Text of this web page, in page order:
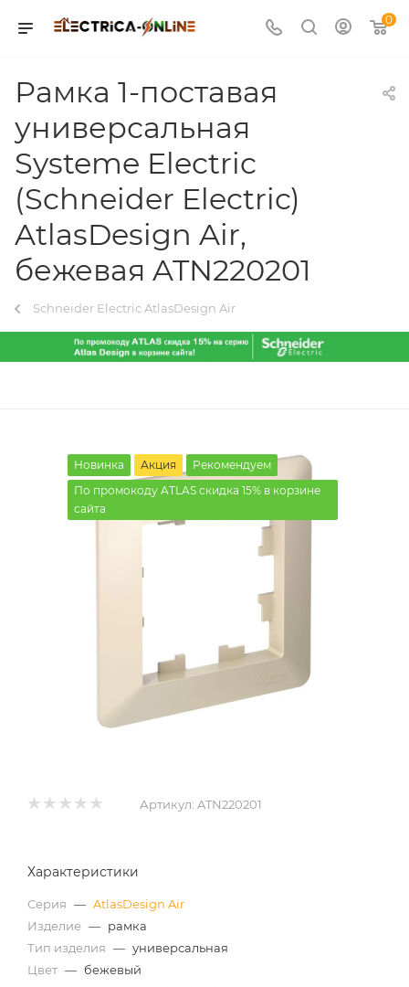
0
Рамка 1-поставая
универсальная
Systeme Electric
(Schneider Electric)
AtlasDesign Air,
бежевая ATN220201
Schneider Electric AtlasDesign Air
Новинка Акция
Рекомендуем
По промокоду ATLAS скидка 15% в корзине
сайта
Артикул: ATN220201
Характеристики
Серия — AtlasDesign Air
Изделие — рамка
Тип изделия — универсальная
Цвет — бежевый